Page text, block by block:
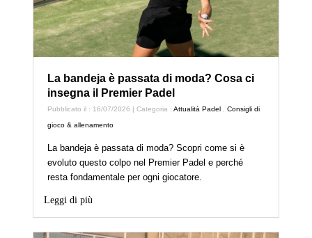
La bandeja è passata di moda? Cosa ci
insegna il Premier Padel
Pubblicato il : 16/07/2026 | Categoria :Attualità Padel ,Consigli di
gioco & allenamento
La bandeja è passata di moda? Scopri come si è
evoluto questo colpo nel Premier Padel e perché
resta fondamentale per ogni giocatore.
Leggi di più